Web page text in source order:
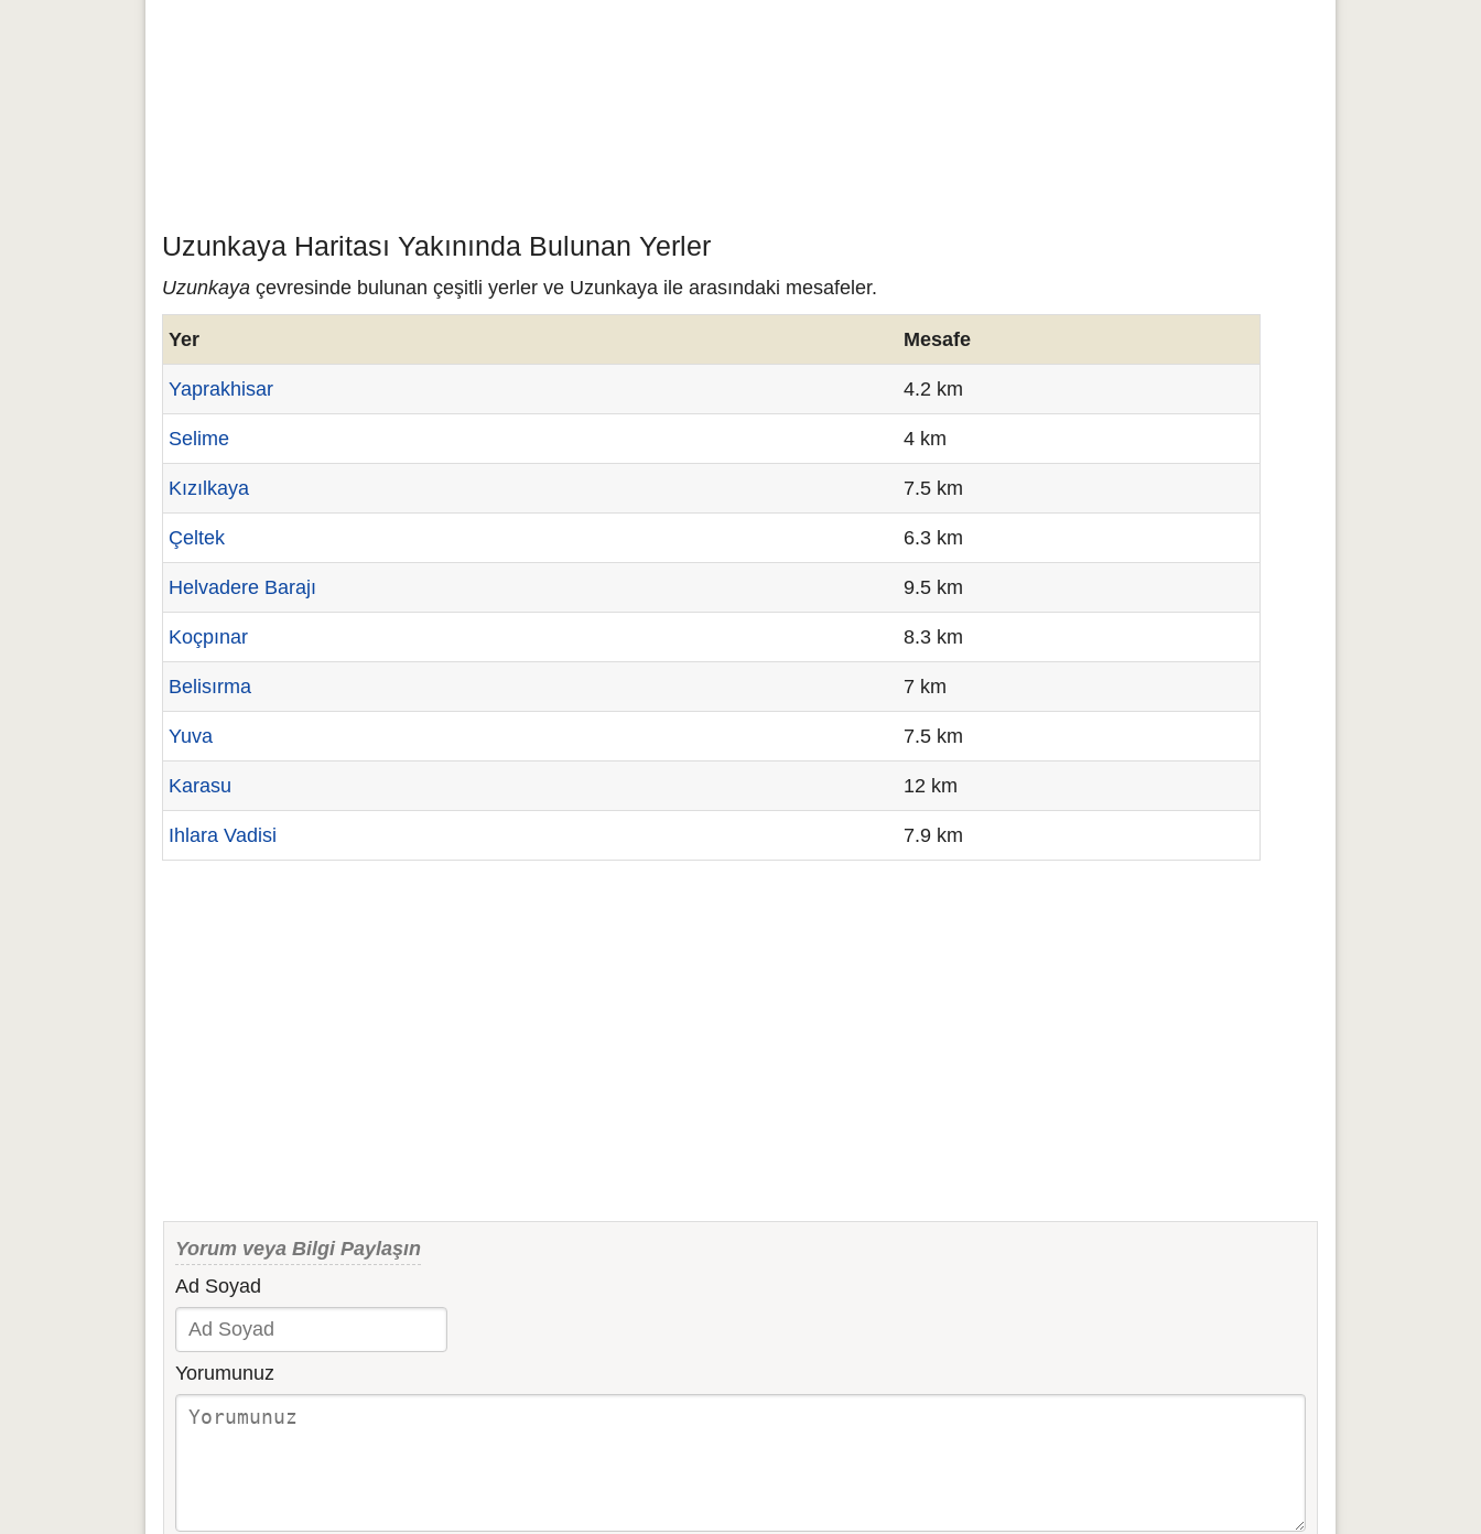
Uzunkaya Haritası Yakınında Bulunan Yerler
Uzunkaya çevresinde bulunan çeşitli yerler ve Uzunkaya ile arasındaki mesafeler.
Yer Mesafe
Yaprakhisar 4.2 km
Selime 4 km
Kızılkaya 7.5 km
Çeltek 6.3 km
Helvadere Barajı 9.5 km
Koçpınar 8.3 km
Belisırma 7 km
Yuva 7.5 km
Karasu 12 km
Ihlara Vadisi 7.9 km
Yorum veya Bilgi Paylaşın
Ad Soyad
Yorumunuz